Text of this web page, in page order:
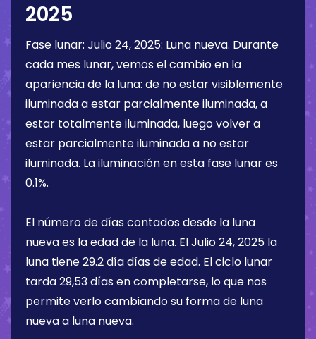
2025
Fase lunar: Julio 24, 2025: Luna nueva. Durante
cada mes lunar, vemos el cambio en la
apariencia de la luna: de no estar visiblemente
iluminada a estar parcialmente iluminada, a
estar totalmente iluminada, luego volver a
estar parcialmente iluminada a no estar
iluminada. La iluminación en esta fase lunar es
0.1%.
El número de días contados desde la luna
nueva es la edad de la luna. ElJulio 24, 2025 la
luna tiene29.2 díadías de edad. El ciclo lunar
tarda 29,53 días en completarse, lo que nos
permite verlo cambiando su forma de luna
nueva a luna nueva.